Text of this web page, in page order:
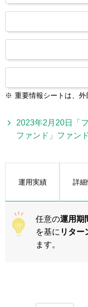
※ 重要情報シートは、外
2023年2月20日「
ファンド」ファン
運用実績 詳
任意の運用期
を基に リター
ます。